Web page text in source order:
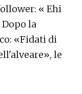
« Ehi
la
«Fidati di
le